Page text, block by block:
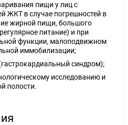
пищи у лиц с
ЖКТ в случае погрешностей в
жирной пищи, большого
питание) и при
функции, малоподвижном
иммобилизации;
синдром);
исследованию и
полости.